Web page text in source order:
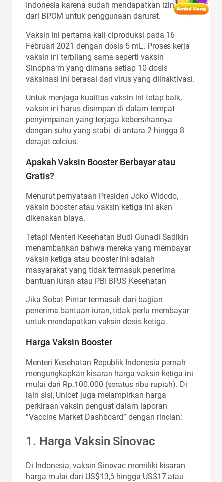
Indonesia karena sudah mendapatkan izin edar
dari BPOM untuk penggunaan darurat.
Vaksin ini pertama kali diproduksi pada 16
Februari 2021 dengan dosis 5 mL. Proses kerja
vaksin ini terbilang sama seperti vaksin
Sinopharm yang dimana setiap 10 dosis
vaksinasi ini berasal dari virus yang diinaktivasi.
Untuk menjaga kualitas vaksin ini tetap baik,
vaksin ini harus disimpan di dalam tempat
penyimpanan yang terjaga kebersihannya
dengan suhu yang stabil di antara 2 hingga 8
derajat celcius.
Apakah Vaksin Booster Berbayar atau
Gratis?
Menurut pernyataan Presiden Joko Widodo,
vaksin booster atau vaksin ketiga ini akan
dikenakan biaya.
Tetapi Menteri Kesehatan Budi Gunadi Sadikin
menambahkan bahwa mereka yang membayar
vaksin ketiga atau booster ini adalah
masyarakat yang tidak termasuk penerima
bantuan iuran atau PBI BPJS Kesehatan.
Jika Sobat Pintar termasuk dari bagian
penerima bantuan iuran, tidak perlu membayar
untuk mendapatkan vaksin dosis ketiga.
Harga Vaksin Booster
Menteri Kesehatan Republik Indonesia pernah
mengungkapkan kisaran harga vaksin ketiga ini
mulai dari Rp.100.000 (seratus ribu rupiah). Di
lain sisi, Unicef juga melampirkan harga
perkiraan vaksin penguat dalam laporan
“Vaccine Market Dashboard” dengan rincian:
1. Harga Vaksin Sinovac
Di Indonesia, vaksin Sinovac memiliki kisaran
harga mulai dari US$13,6 hingga US$17 atau